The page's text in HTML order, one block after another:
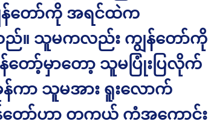
န်တော်ကို အရင်ထဲက
။ သူမကလည်း ကျွန်တော်ကို
တော့်မှာတော့ သူမပြုံးပြလိုက်
န်ကာ သူမအား ရူးလောက်
တော်ဟာ တကယ် ကံအကောင်း